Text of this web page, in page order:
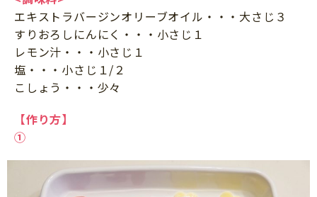
エキストラバージンオリーブオイル・・・大さじ３
すりおろしにんにく・・・小さじ１
レモン汁・・・小さじ１
塩・・・小さじ１/２
こしょう・・・少々
【作り方】
①